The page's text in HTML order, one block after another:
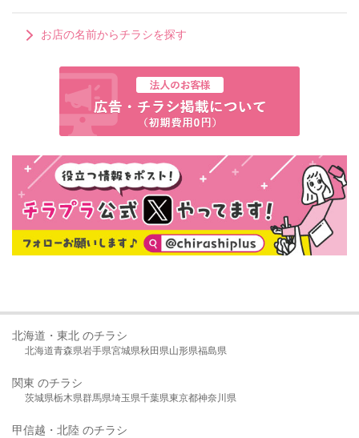
お店の名前からチラシを探す
北海道・東北 のチラシ
北海道青森県岩手県宮城県秋田県山形県福島県
関東 のチラシ
茨城県栃木県群馬県埼玉県千葉県東京都神奈川県
甲信越・北陸 のチラシ